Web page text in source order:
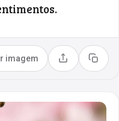
imagem Compartilhar
Copiar